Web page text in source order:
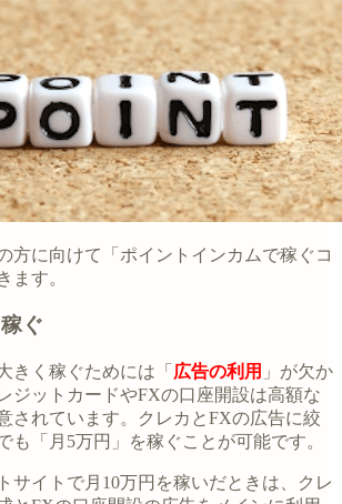
方に向けて「ポイントインカムで稼ぐコ
ます。
ぐ
きく稼ぐためには「 広告の利用 」が欠か
ジットカードやFXの口座開設は高額な
されています。クレカとFXの広告に絞
も「月5万円」を稼ぐことが可能です。
サイトで月10万円を稼いだときは、クレ